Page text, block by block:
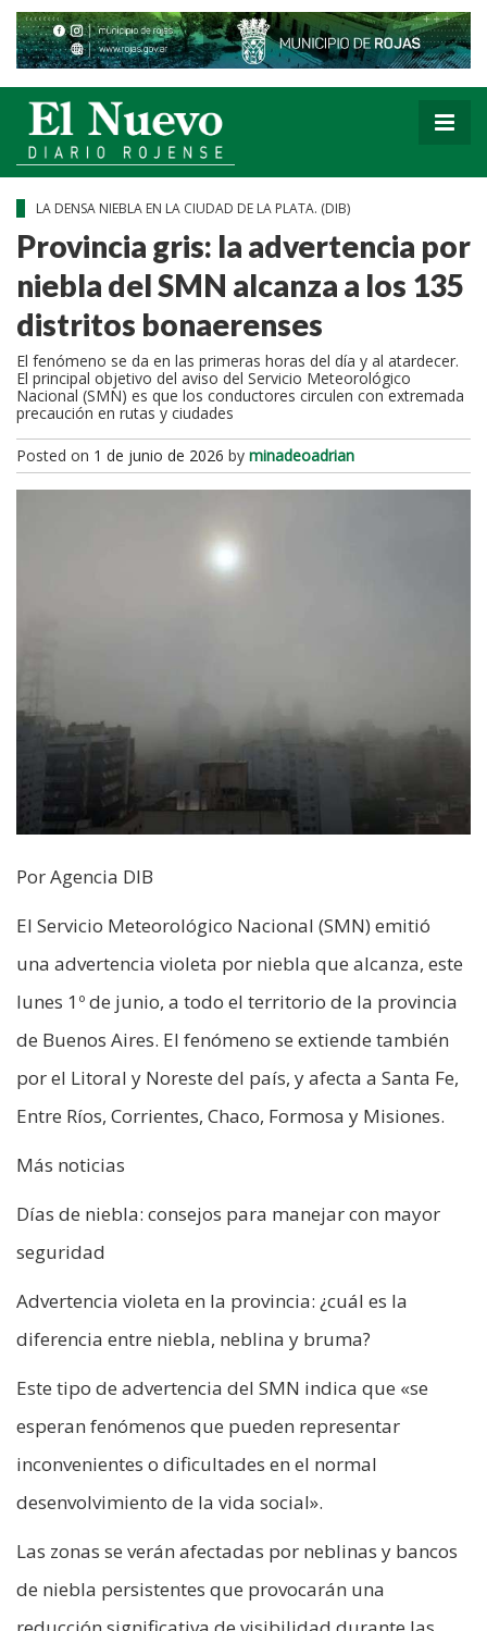
LA DENSA NIEBLA EN LA CIUDAD DE LA PLATA. (DIB)
Provincia gris: la advertencia por
niebla del SMN alcanza a los 135
distritos bonaerenses
El fenómeno se da en las primeras horas del día y al atardecer.
El principal objetivo del aviso del Servicio Meteorológico
Nacional (SMN) es que los conductores circulen con extremada
precaución en rutas y ciudades
Posted on 1 de junio de 2026 by minadeoadrian
Por Agencia DIB
El Servicio Meteorológico Nacional (SMN) emitió
una advertencia violeta por niebla que alcanza, este
lunes 1º de junio, a todo el territorio de la provincia
de Buenos Aires. El fenómeno se extiende también
por el Litoral y Noreste del país, y afecta a Santa Fe,
Entre Ríos, Corrientes, Chaco, Formosa y Misiones.
Más noticias
Días de niebla: consejos para manejar con mayor
seguridad
Advertencia violeta en la provincia: ¿cuál es la
diferencia entre niebla, neblina y bruma?
Este tipo de advertencia del SMN indica que «se
esperan fenómenos que pueden representar
inconvenientes o dificultades en el normal
desenvolvimiento de la vida social».
Las zonas se verán afectadas por neblinas y bancos
de niebla persistentes que provocarán una